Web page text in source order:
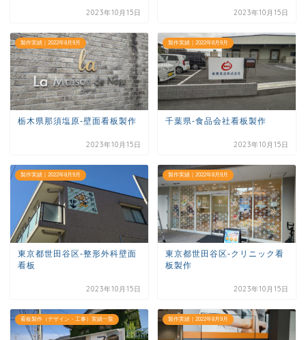
2023年10月15日 2023年10月15日
製作実績｜2022年8月9月
栃木県那須塩原-壁面看板製作
2023年10月15日
製作実績｜2022年8月9月
千葉県-食品会社看板製作
2023年10月15日
製作実績｜2022年8月9月
東京都世田谷区-整形外科壁面
看板
2023年10月15日
製作実績｜2022年8月9月
東京都世田谷区-クリニック看
板製作
2023年10月15日
看板製作（デザイン・工事）実績一覧 製作実績｜2022年8月9月